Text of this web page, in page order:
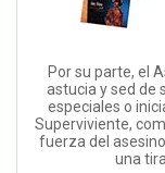
Por su parte, el
astucia y sed de
especiales o
Superviviente,
fuerza del
una